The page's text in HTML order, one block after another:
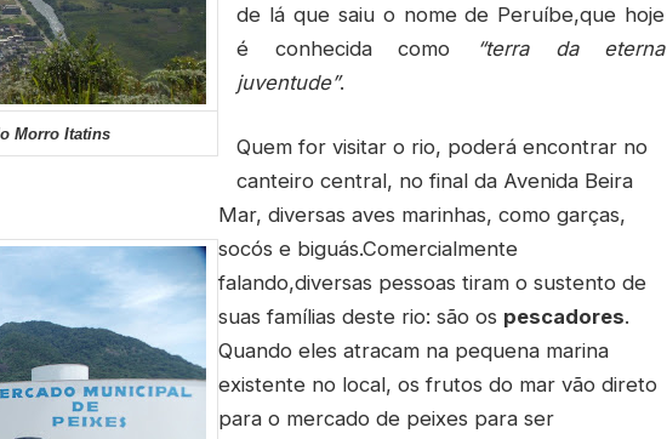
Morro Itatins
de lá que saiu o nome de Peruíbe,que hoje
é conhecida como “terra da eterna
juventude”.
Quem for visitar o rio, poderá encontrar no
canteiro central, no final da Avenida Beira
Mar, diversas aves marinhas, como garças,
socós e biguás.Comercialmente
falando,diversas pessoas tiram o sustento de
suas famílias deste rio: são os pescadores.
Quando eles atracam na pequena marina
existente no local, os frutos do mar vão direto
para o mercado de peixes para ser